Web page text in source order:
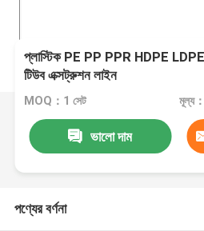
প্লাস্টিক PE PP PPR HDPE LDPE
টিউব এক্সট্রুশন লাইন
MOQ：1 সেট
ভালো দাম
পণ্যের বর্ণনা